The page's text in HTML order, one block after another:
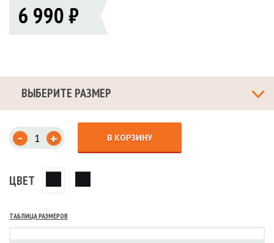
6 990 ₽
ВЫБЕРИТЕ РАЗМЕР
- + В КОРЗИНУ
ЦВЕТ
ТАБЛИЦА РАЗМЕРОВ